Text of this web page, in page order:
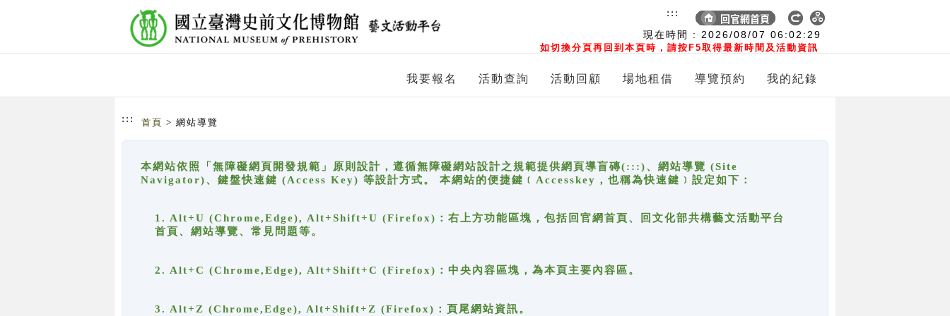
現在時間 : 2026/08/07 06:02:29
如切換分頁再回到本頁時，請按F5取得最新時間及活動資訊
:::
我要報名 活動查詢 活動回顧 場地租借 導覽預約 我的紀錄
::: 首頁 > 網站導覽
本網站依照「無障礙網頁開發規範」原則設計，遵循無障礙網站設計之規範提供網頁導盲磚(:::)、網站導覽 (Site
Navigator)、鍵盤快速鍵 (Access Key) 等設計方式。 本網站的便捷鍵﹝Accesskey，也稱為快速鍵﹞設定如下：
1. Alt+U (Chrome,Edge), Alt+Shift+U (Firefox)：右上方功能區塊，包括回官網首頁、回文化部共構藝文活動平台
首頁、網站導覽、常見問題等。
2. Alt+C (Chrome,Edge), Alt+Shift+C (Firefox)：中央內容區塊，為本頁主要內容區。
3. Alt+Z (Chrome,Edge), Alt+Shift+Z (Firefox)：頁尾網站資訊。